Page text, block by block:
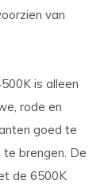
van
is alleen
rode en
goed te
brengen. De
de 6500K